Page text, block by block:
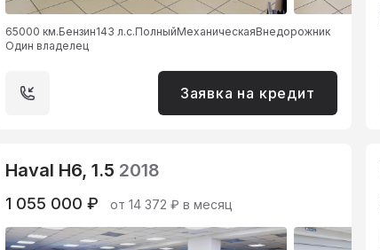
65000 км.Бензин143 л.с.ПолныйМеханическаяВнедорожник
Один владелец
Заявка на кредит
Haval H6, 1.5 2018
1 055 000 ₽ от 14 372 ₽ в месяц